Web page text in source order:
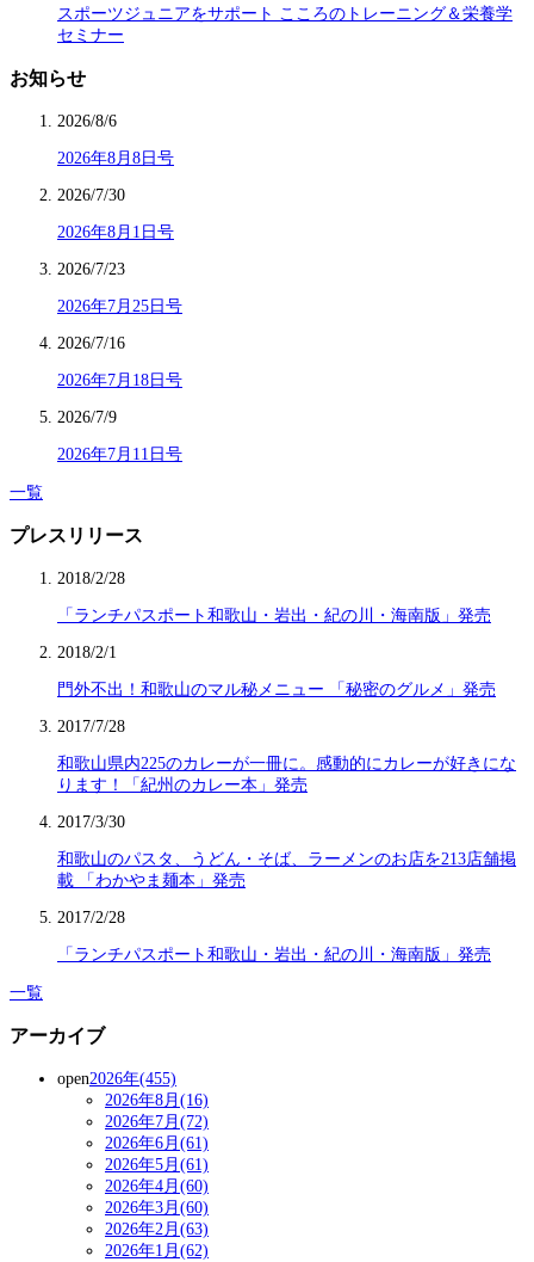
スポーツジュニアをサポート こころのトレーニング＆栄養学
セミナー
お知らせ
2026/8/6
2026年8月8日号
2026/7/30
2026年8月1日号
2026/7/23
2026年7月25日号
2026/7/16
2026年7月18日号
2026/7/9
2026年7月11日号
一覧
プレスリリース
2018/2/28
「ランチパスポート和歌山・岩出・紀の川・海南版」発売
2018/2/1
門外不出！和歌山のマル秘メニュー 「秘密のグルメ」発売
2017/7/28
和歌山県内225のカレーが一冊に。感動的にカレーが好きにな
ります！「紀州のカレー本」発売
2017/3/30
和歌山のパスタ、うどん・そば、ラーメンのお店を213店舗掲
載 「わかやま麺本」発売
2017/2/28
「ランチパスポート和歌山・岩出・紀の川・海南版」発売
一覧
アーカイブ
open2026年(455)
2026年8月(16)
2026年7月(72)
2026年6月(61)
2026年5月(61)
2026年4月(60)
2026年3月(60)
2026年2月(63)
2026年1月(62)